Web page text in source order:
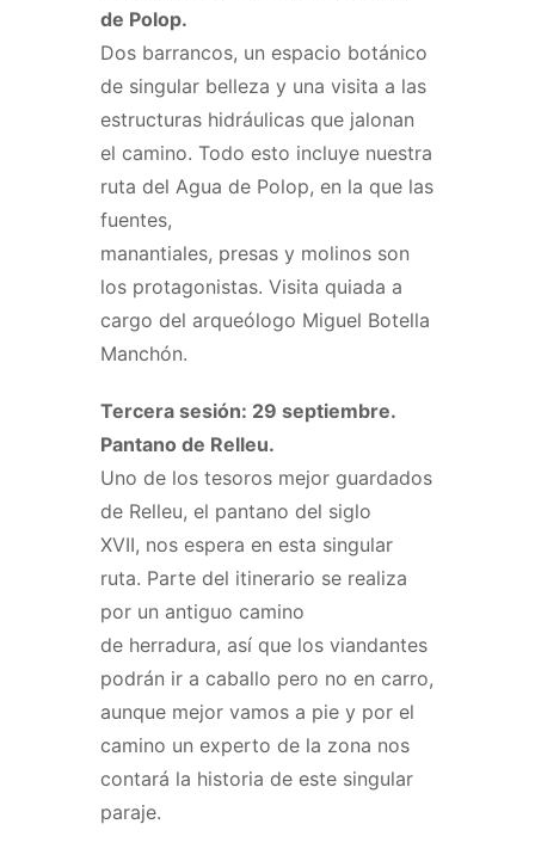
de Polop.
Dos barrancos, un espacio botánico
de singular belleza y una visita a las
estructuras hidráulicas que jalonan
el camino. Todo esto incluye nuestra
ruta del Agua de Polop, en la que las
fuentes,
manantiales, presas y molinos son
los protagonistas. Visita quiada a
cargo del arqueólogo Miguel Botella
Manchón.
Tercera sesión: 29 septiembre.
Pantano de Relleu.
Uno de los tesoros mejor guardados
de Relleu, el pantano del siglo
XVII, nos espera en esta singular
ruta. Parte del itinerario se realiza
por un antiguo camino
de herradura, así que los viandantes
podrán ir a caballo pero no en carro,
aunque mejor vamos a pie y por el
camino un experto de la zona nos
contará la historia de este singular
paraje.